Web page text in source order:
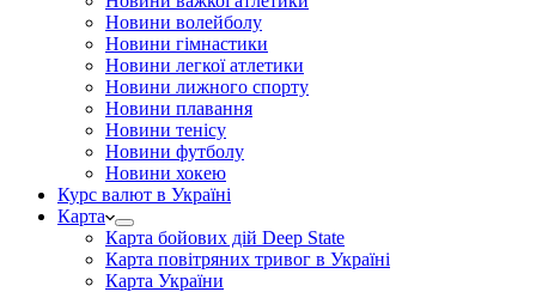
Новини волейболу
Новини гімнастики
Новини легкої атлетики
Новини лижного спорту
Новини плавання
Новини тенісу
Новини футболу
Новини хокею
Курс валют в Україні
Карта
Карта бойових дій Deep State
Карта повітряних тривог в Україні
Карта України